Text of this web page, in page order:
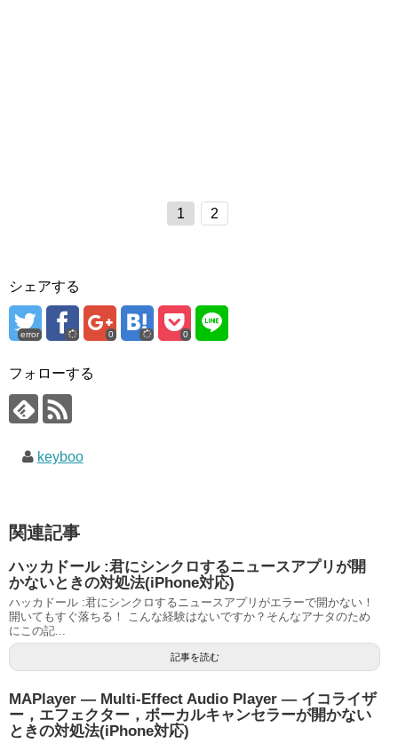
1 2
シェアする
error 0 0
フォローする
keyboo
関連記事
ハッカドール :君にシンクロするニュースアプリが開
かないときの対処法(iPhone対応)
ハッカドール :君にシンクロするニュースアプリがエラーで開かない！
開いてもすぐ落ちる！ こんな経験はないですか？そんなアナタのため
にこの記...
記事を読む
MAPlayer — Multi-Effect Audio Player — イコライザ
ー，エフェクター，ボーカルキャンセラーが開かない
ときの対処法(iPhone対応)